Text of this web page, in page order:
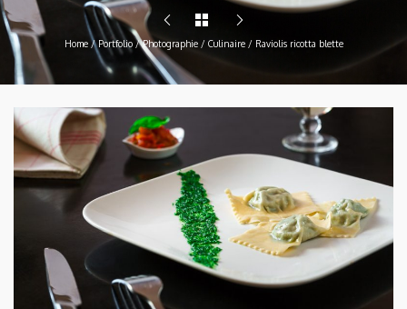
Home / Portfolio / Photographie / Culinaire / Raviolis ricotta blette